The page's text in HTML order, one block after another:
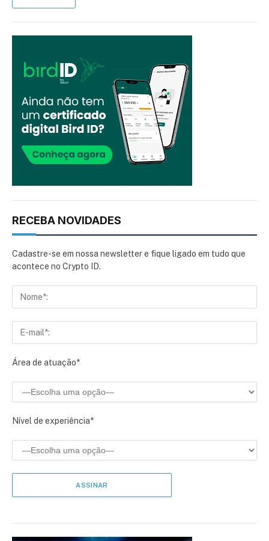
RECEBA NOVIDADES
Cadastre-se em nossa newsletter e fique ligado em tudo que
acontece no Crypto ID.
Área de atuação*
Nível de experiência*